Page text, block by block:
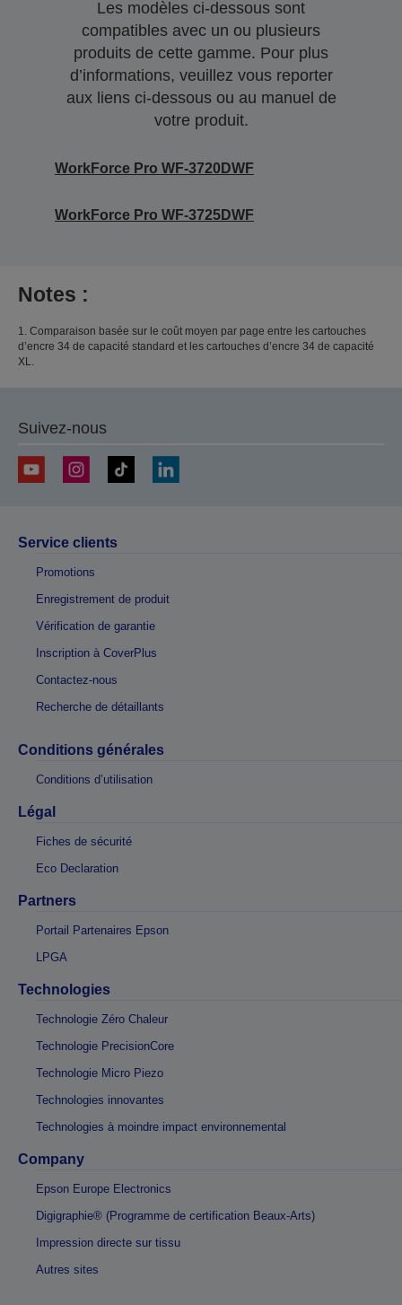
Les modèles ci-dessous sont
compatibles avec un ou plusieurs
produits de cette gamme. Pour plus
d’informations, veuillez vous reporter
aux liens ci-dessous ou au manuel de
votre produit.
WorkForce Pro WF-3720DWF
WorkForce Pro WF-3725DWF
Notes :
1. Comparaison basée sur le coût moyen par page entre les cartouches
d’encre 34 de capacité standard et les cartouches d’encre 34 de capacité
XL.
Suivez-nous
Service clients
Promotions
Enregistrement de produit
Vérification de garantie
Inscription à CoverPlus
Contactez-nous
Recherche de détaillants
Conditions générales
Conditions d’utilisation
Légal
Fiches de sécurité
Eco Declaration
Partners
Portail Partenaires Epson
LPGA
Technologies
Technologie Zéro Chaleur
Technologie PrecisionCore
Technologie Micro Piezo
Technologies innovantes
Technologies à moindre impact environnemental
Company
Epson Europe Electronics
Digigraphie® (Programme de certification Beaux-Arts)
Impression directe sur tissu
Autres sites